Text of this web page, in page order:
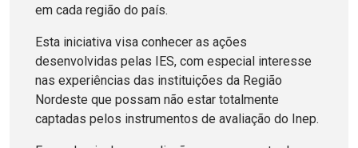
em cada região do país.
Esta iniciativa visa conhecer as ações
desenvolvidas pelas IES, com especial interesse
nas experiências das instituições da Região
Nordeste que possam não estar totalmente
captadas pelos instrumentos de avaliação do Inep.